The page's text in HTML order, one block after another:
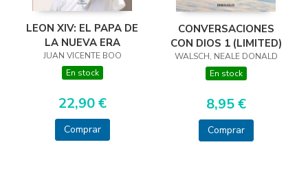
LEON XIV: EL PAPA DE
LA NUEVA ERA
JUAN VICENTE BOO
En stock
22,90 €
Comprar
CONVERSACIONES
CON DIOS 1 (LIMITED)
WALSCH, NEALE DONALD
En stock
8,95 €
Comprar